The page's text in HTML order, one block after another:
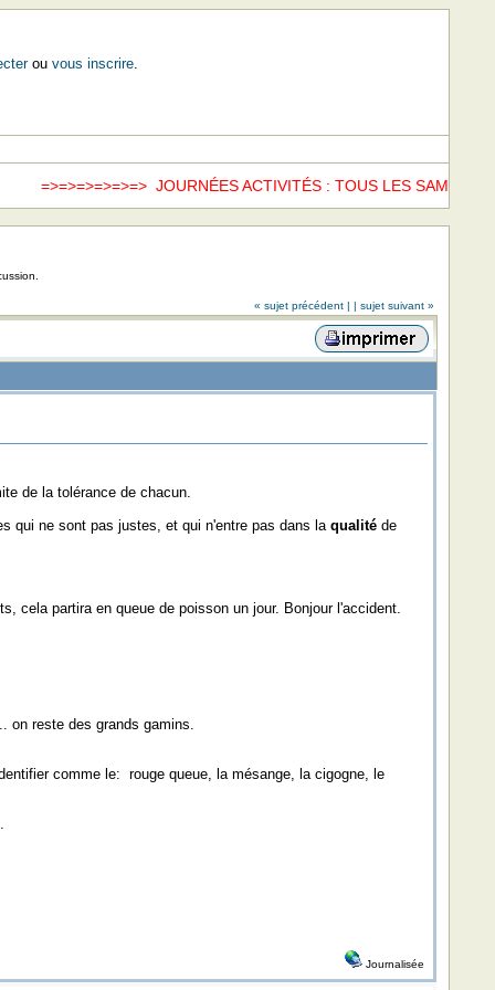
ou vous inscrire.
JOURNÉES ACTIVITÉS : TOUS LES SAMEDIS =>=>
« sujet précédent | | sujet suivant »
de la tolérance de chacun.
qui ne sont pas justes, et qui n'entre pas dans la qualitéde
cela partira en queue de poisson un jour. Bonjour l'accident.
on reste des grands gamins.
comme le: rouge queue, la mésange, la cigogne, le
Journalisée